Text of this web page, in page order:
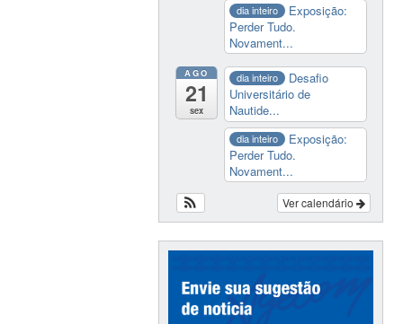
dia inteiro
Exposição:
Perder Tudo.
Novament...
AGO
21
sex
dia inteiro
Desafio
Universitário de
Nautide...
dia inteiro
Exposição:
Perder Tudo.
Novament...
Ver calendário